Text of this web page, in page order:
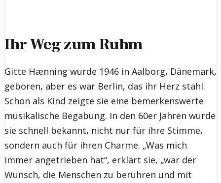
Ihr Weg zum Ruhm
Gitte Hænning wurde 1946 in Aalborg, Dänemark,
geboren, aber es war Berlin, das ihr Herz stahl.
Schon als Kind zeigte sie eine bemerkenswerte
musikalische Begabung. In den 60er Jahren wurde
sie schnell bekannt, nicht nur für ihre Stimme,
sondern auch für ihren Charme. „Was mich
immer angetrieben hat“, erklärt sie, „war der
Wunsch, die Menschen zu berühren und mit